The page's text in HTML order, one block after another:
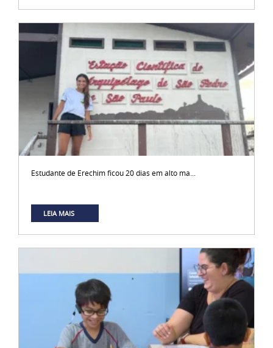
Estudante de Erechim ficou 20 dias em alto ma...
LEIA MAIS